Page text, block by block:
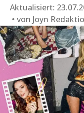
Aktualisiert:
von Joyn